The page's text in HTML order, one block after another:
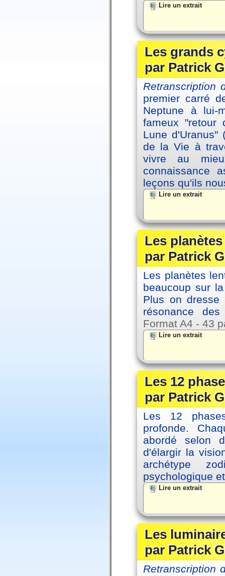
Lire un extrait
Les grands
par Patrick
Retranscription
premier carré
Neptune à lui-
fameux "retour
Lune d'Uranus"
de la Vie à
vivre au
connaissance
leçons qu'ils
Lire un extrait
Les
par Patrick
Les planètes
beaucoup sur
Plus on dresse
résonance
Format A4 - 43
Lire un extrait
Les 12
par Patrick
Les 12
profonde.
abordé selon
d'élargir la
archétype
psychologique
Lire un extrait
Les
par Patrick
Retranscription